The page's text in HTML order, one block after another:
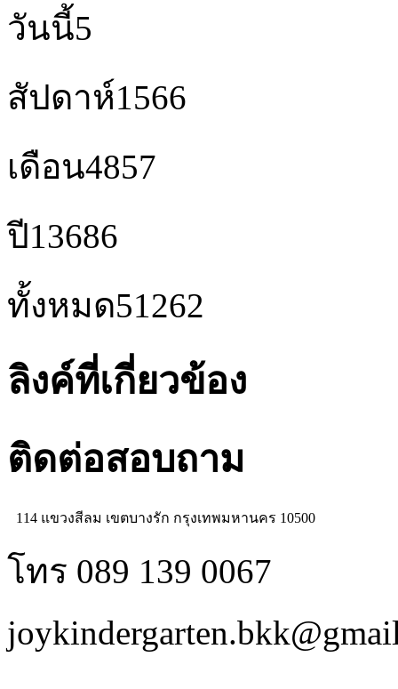
วันนี้5
สัปดาห์1566
เดือน4857
ปี13686
ทั้งหมด51262
ลิงค์ที่เกี่ยวข้อง
ติดต่อสอบถาม
114 แขวงสีลม เขตบางรัก กรุงเทพมหานคร 10500
โทร 089 139 0067